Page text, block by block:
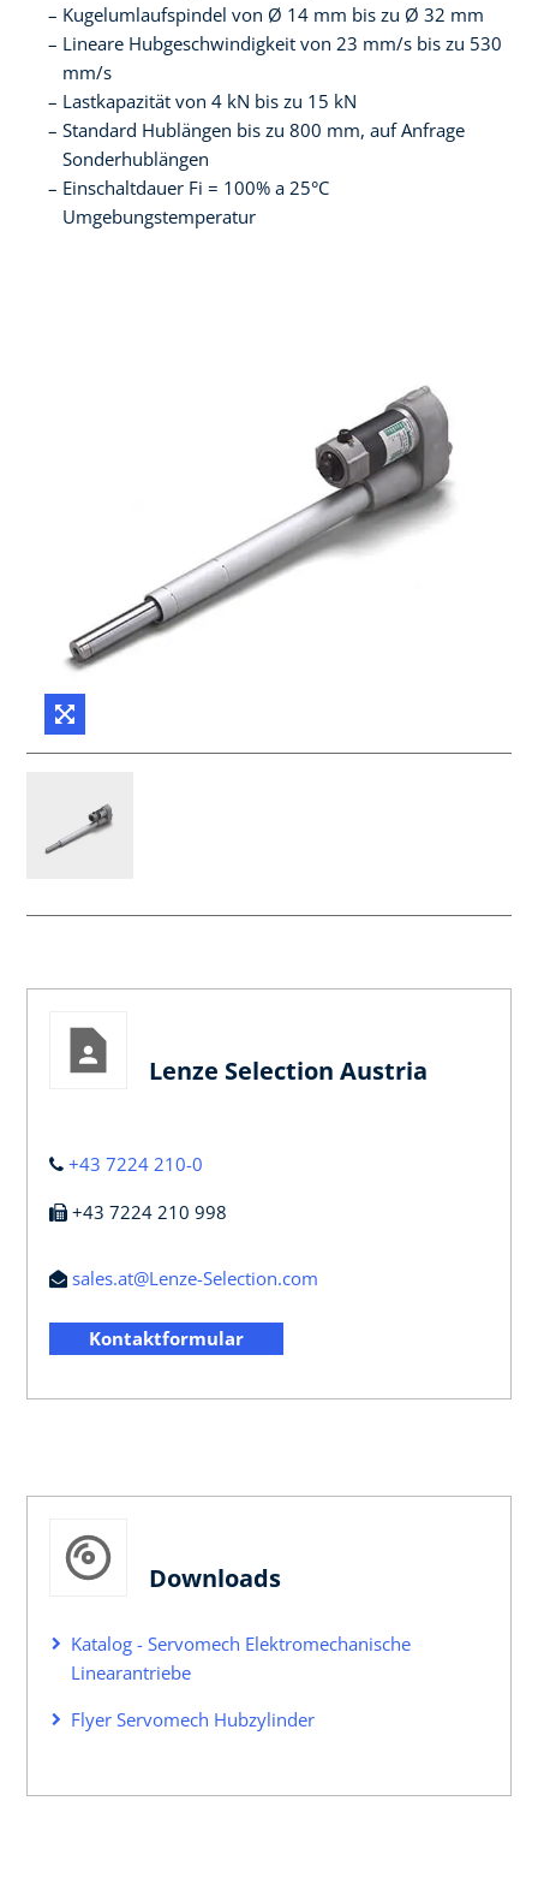
Kugelumlaufspindel von Ø 14 mm bis zu Ø 32 mm
Lineare Hubgeschwindigkeit von 23 mm/s bis zu 530
mm/s
Lastkapazität von 4 kN bis zu 15 kN
Standard Hublängen bis zu 800 mm, auf Anfrage
Sonderhublängen
Einschaltdauer Fi = 100% a 25°C
Umgebungstemperatur
Lenze Selection Austria
+43 7224 210-0
+43 7224 210 998
sales.at@Lenze-Selection.com
Kontaktformular
Downloads
Katalog - Servomech Elektromechanische
Linearantriebe
Flyer Servomech Hubzylinder